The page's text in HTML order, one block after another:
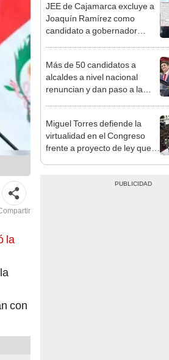
la
con
JEE de Cajamarca excluye a
Joaquín Ramírez como
candidato a gobernador
Más de 50 candidatos a
alcaldes a nivel nacional
renuncian y dan paso a la
Miguel Torres defiende la
virtualidad en el Congreso
frente a proyecto de ley que